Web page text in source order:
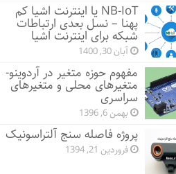
NB-IoT یا اینترنت اشیا کم
پهنا – نسل بعدی ارتباطات
شبکه برای اینترنت اشیا
آبان 30, 1400
مفهوم حوزه متغیر در آردوینو-
متغیرهای محلی و متغیرهای
سراسری
بهمن 6, 1396
پروژه فاصله سنج آلتراسونیک
فروردین 21, 1394